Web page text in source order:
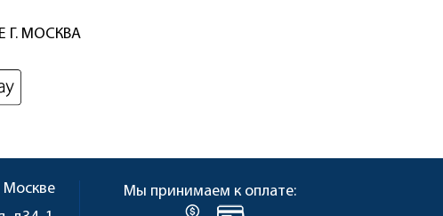
Г. МОСКВА
Москве
Мы принимаем к оплате: